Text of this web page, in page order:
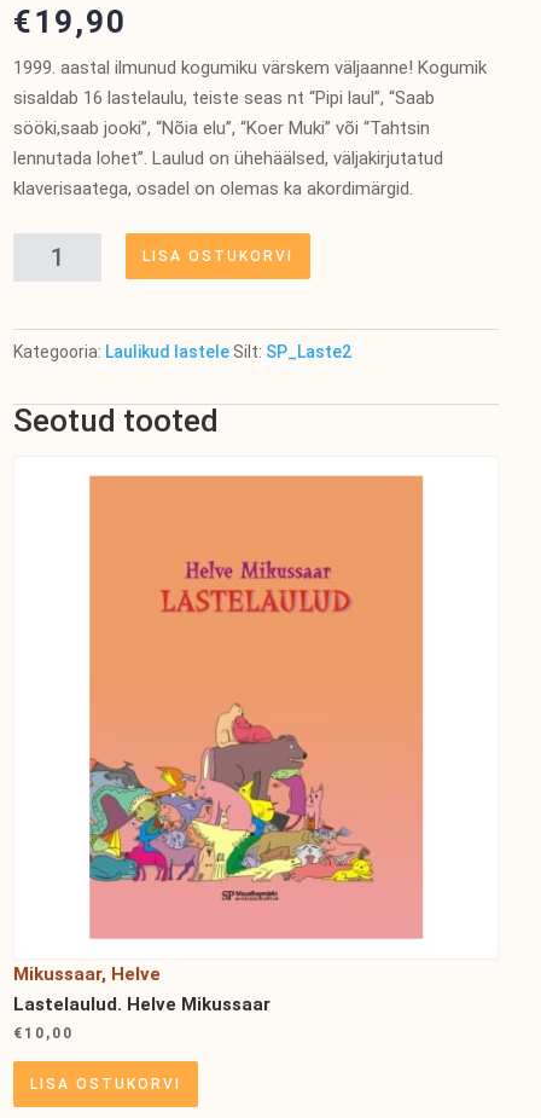
€19,90
1999. aastal ilmunud kogumiku värskem väljaanne! Kogumik
sisaldab 16 lastelaulu, teiste seas nt “Pipi laul”, “Saab
sööki,saab jooki”, “Nõia elu”, “Koer Muki” või “Tahtsin
lennutada lohet”. Laulud on ühehäälsed, väljakirjutatud
klaverisaatega, osadel on olemas ka akordimärgid.
Vinteri
kogus
LISA OSTUKORVI
Kategooria: Laulikud lastele Silt: SP_Laste2
Seotud tooted
Mikussaar, Helve
Lastelaulud. Helve Mikussaar
€ 10,00
LISA OSTUKORVI